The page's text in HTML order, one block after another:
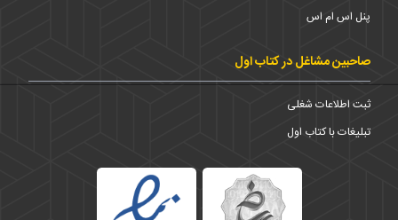
پنل اس ام اس
صاحبین مشاغل در کتاب اول
ثبت اطلاعات شغلی
تبلیغات با کتاب اول